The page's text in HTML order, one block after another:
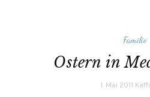
Familie
Ostern in
1. Mai 2011